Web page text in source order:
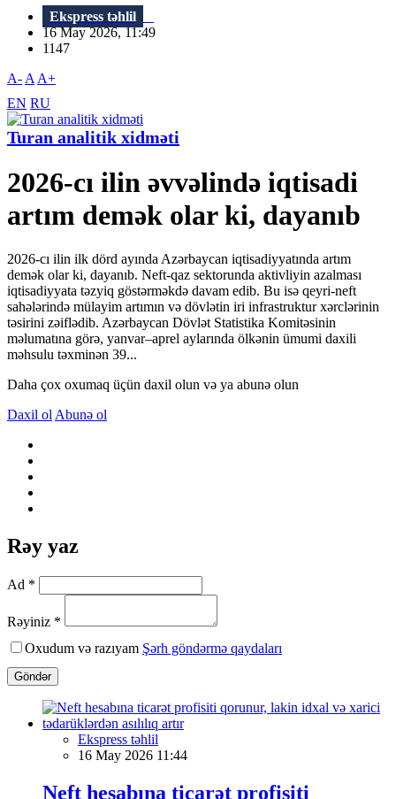
Ekspress təhlil
16 May 2026, 11:49
1147
A- A A+
EN RU
Turan analitik xidməti
2026-cı ilin əvvəlində iqtisadi
artım demək olar ki, dayanıb
2026-cı ilin ilk dörd ayında Azərbaycan iqtisadiyyatında artım
demək olar ki, dayanıb. Neft-qaz sektorunda aktivliyin azalması
iqtisadiyyata təzyiq göstərməkdə davam edib. Bu isə qeyri-neft
sahələrində mülayim artımın və dövlətin iri infrastruktur xərclərinin
təsirini zəiflədib. Azərbaycan Dövlət Statistika Komitəsinin
məlumatına görə, yanvar–aprel aylarında ölkənin ümumi daxili
məhsulu təxminən 39...
Daha çox oxumaq üçün daxil olun və ya abunə olun
Daxil ol Abunə ol
Rəy yaz
Ad *
Rəyiniz *
Oxudum və razıyam Şərh göndərmə qaydaları
Göndər
Ekspress təhlil
16 May 2026 11:44
Neft hesabına ticarət profisiti